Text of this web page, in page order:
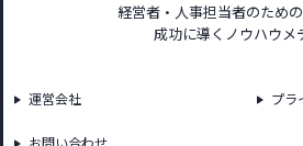
経営者・人事担当者のため
成功に導くノウハウメ
運営会社 プラ